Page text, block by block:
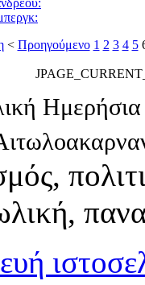
< Προηγούμενο 1 2 3 4 5
Ημερήσια